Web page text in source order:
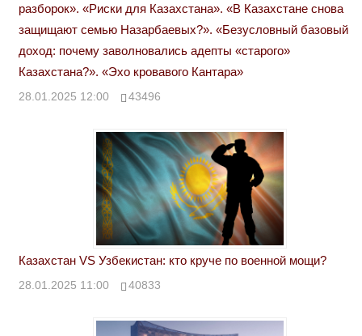
разборок». «Риски для Казахстана». «В Казахстане снова
защищают семью Назарбаевых?». «Безусловный базовый
доход: почему заволновались адепты «старого»
Казахстана?». «Эхо кровавого Кантара»
28.01.2025 12:00 43496
Казахстан VS Узбекистан: кто круче по военной мощи?
28.01.2025 11:00 40833